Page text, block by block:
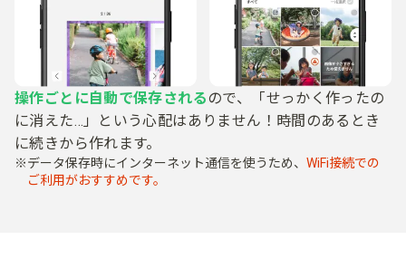
操作ごとに​自動で​保存される ので、​「せっかく​作ったの
に​消えた…」と​いう​心配は​ありません！​ 時間の​ある​とき
に​続きから​作れます。​
データ保存時に​インターネット通信を​使う​ため、 ​WiFi接続での​
ご利用が​おすすめです。